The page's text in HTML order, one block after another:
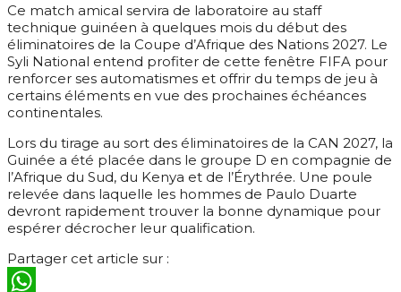
Ce match amical servira de laboratoire au staff
technique guinéen à quelques mois du début des
éliminatoires de la Coupe d’Afrique des Nations 2027. Le
Syli National entend profiter de cette fenêtre FIFA pour
renforcer ses automatismes et offrir du temps de jeu à
certains éléments en vue des prochaines échéances
continentales.
Lors du tirage au sort des éliminatoires de la CAN 2027, la
Guinée a été placée dans le groupe D en compagnie de
l’Afrique du Sud, du Kenya et de l’Érythrée. Une poule
relevée dans laquelle les hommes de Paulo Duarte
devront rapidement trouver la bonne dynamique pour
espérer décrocher leur qualification.
Partager cet article sur :